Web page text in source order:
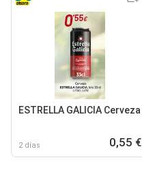
ESTRELLA GALICIA Cerveza
2 días 0,55 €